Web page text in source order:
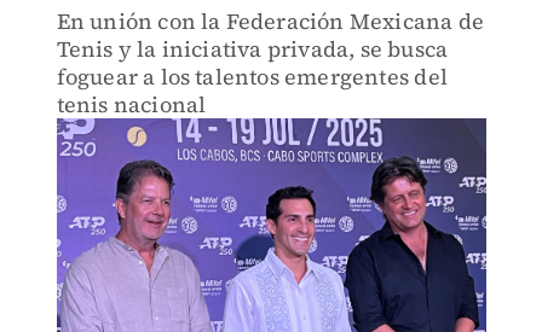
En unión con la Federación Mexicana de
Tenis y la iniciativa privada, se busca
foguear a los talentos emergentes del
tenis nacional